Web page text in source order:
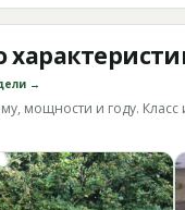
→
мощности и году. Класс